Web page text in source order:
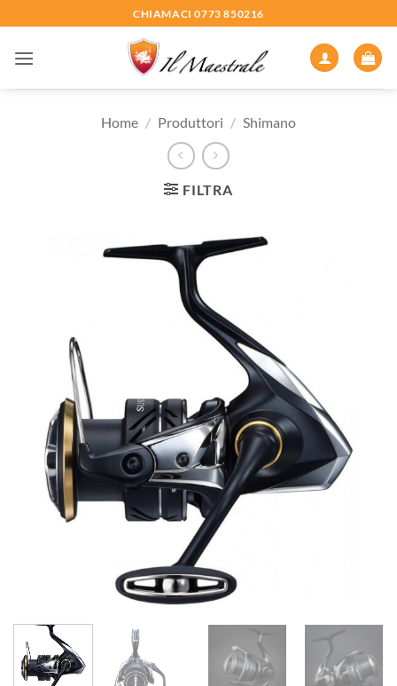
ai
contenuti
CHIAMACI 0773 850216
Home / Produttori / Shimano
FILTRA